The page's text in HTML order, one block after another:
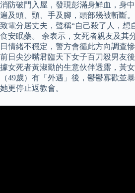
消防破門入屋，發現彭滿身鮮血，身
遍及頭、頸、手及腳，頭部幾被斬斷
致電分居丈夫，聲稱“自己殺了人，想
食安眠藥。 余表示，女死者親友及其
日情緒不穩定，警方會循此方向調查
前日尖沙嘴君臨天下女子百刀殺男友
據女死者黃淑勤的生意伙伴透露，黃
（49歲）有「外遇」後，鬱鬱寡歡並
她更停止返教會。